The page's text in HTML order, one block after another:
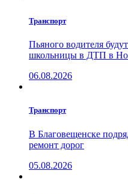
Транспорт
Пьяного водителя
школьницы в ДТП в
06.08.2026
Транспорт
В Благовещенске
ремонт дорог
05.08.2026